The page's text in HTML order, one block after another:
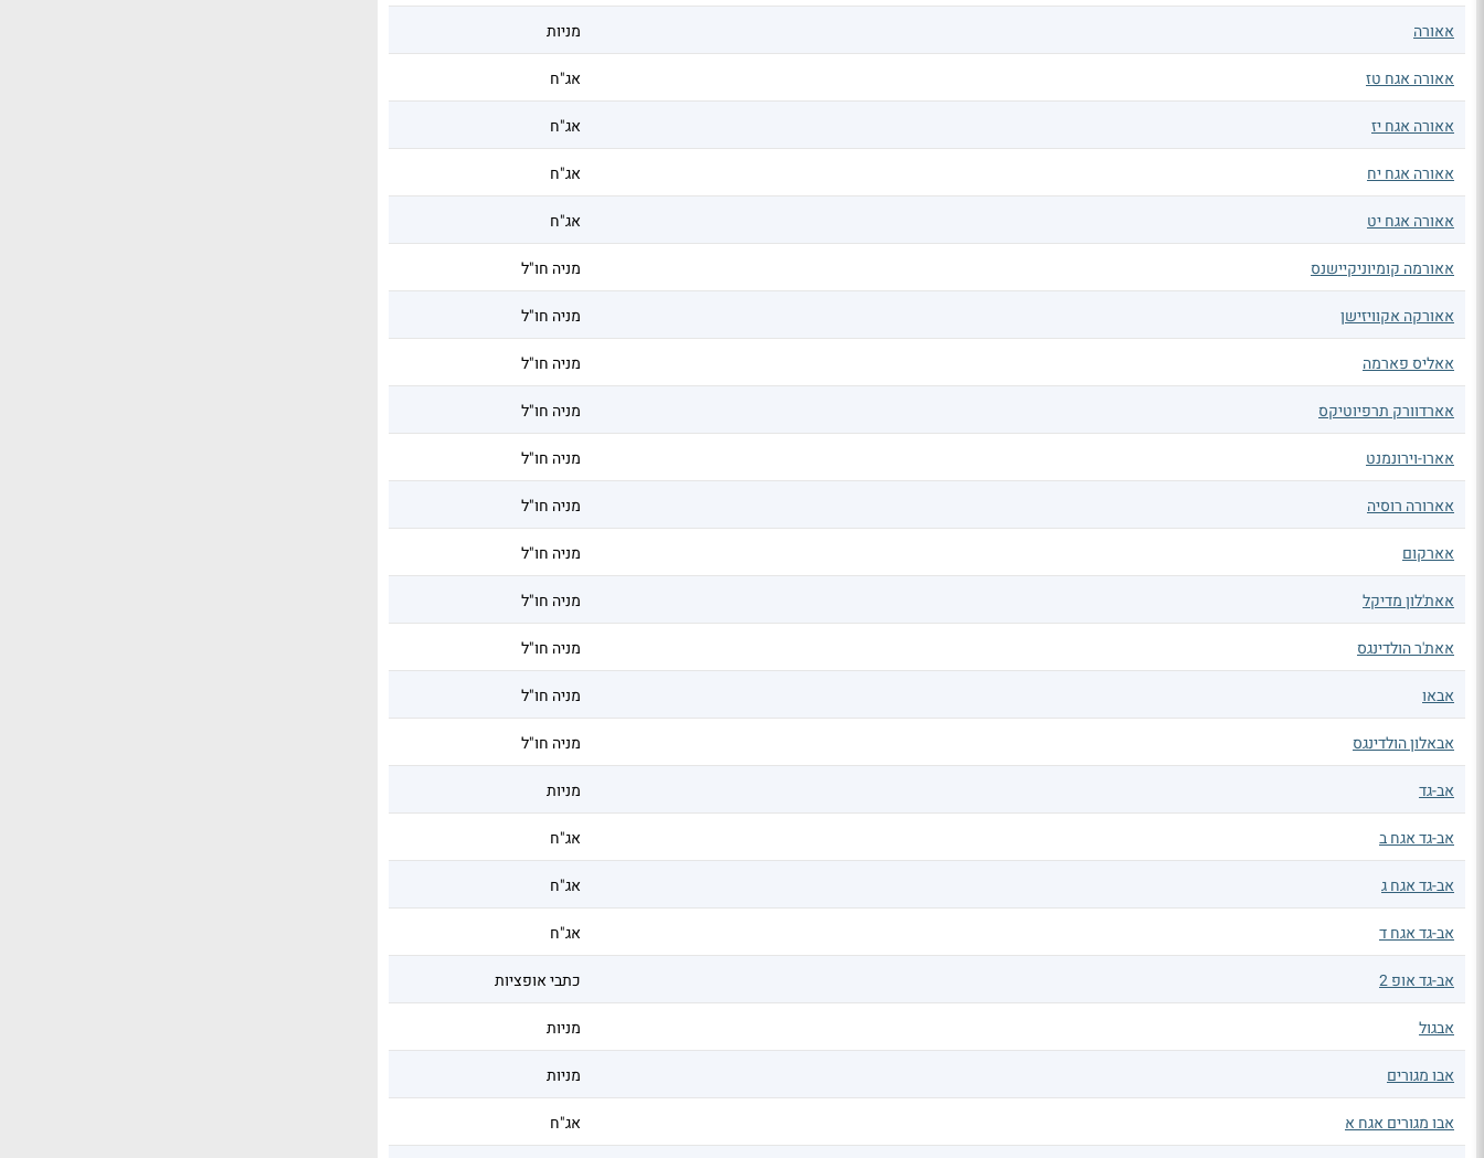
אאורה מניות
אאורה אגח טז אג"ח
אאורה אגח יז אג"ח
אאורה אגח יח אג"ח
אאורה אגח יט אג"ח
אאורמה קומיוניקיישנס מניה חו"ל
אאורקה אקוויזישן מניה חו"ל
אאליס פארמה מניה חו"ל
אארדוורק תרפיוטיקס מניה חו"ל
אארו-וירונמנט מניה חו"ל
אארורה רוסיה מניה חו"ל
אארקום מניה חו"ל
אאת'לון מדיקל מניה חו"ל
אאת'ר הולדינגס מניה חו"ל
אבאו מניה חו"ל
אבאלון הולדינגס מניה חו"ל
אב-גד מניות
אב-גד אגח ב אג"ח
אב-גד אגח ג אג"ח
אב-גד אגח ד אג"ח
אב-גד אופ 2 כתבי אופציות
אבגול מניות
אבו מגורים מניות
אבו מגורים אגח א אג"ח